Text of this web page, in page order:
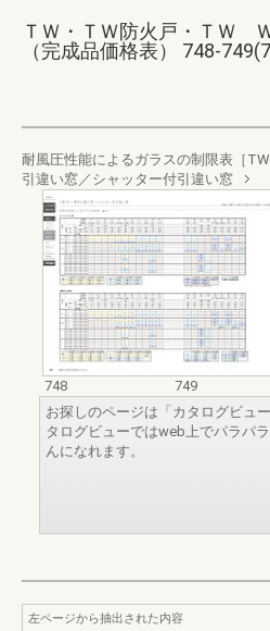
ＴＷ・ＴＷ防火戸・ＴＷ
（完成品価格表） 748-
耐風圧性能によるガラスの制限表［TW
引違い窓／シャッター付引違い窓
748
749
お探しのページは「カタログビュ
タログビューではweb上でパラパ
んになれます。
左ページから抽出された内容